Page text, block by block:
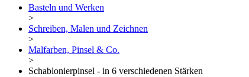
Basteln und Werken
>
Schreiben, Malen und Zeichnen
>
Malfarben, Pinsel & Co.
>
Schablonierpinsel - in 6 verschiedenen Stärken